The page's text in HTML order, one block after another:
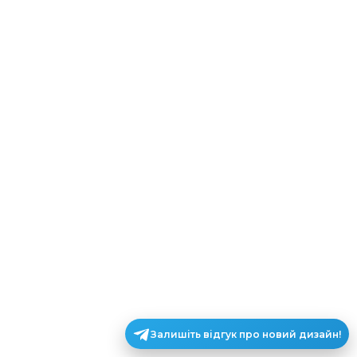
Залишіть відгук про новий дизайн!